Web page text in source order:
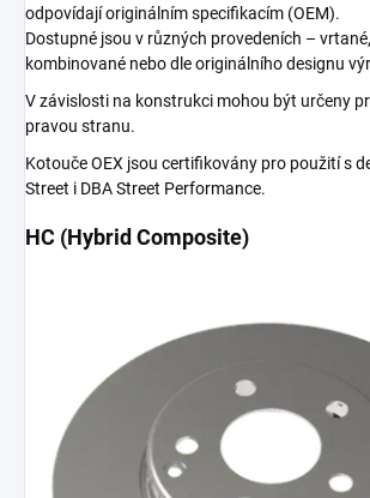
odpovídají originálním specifikacím (OEM).
Dostupné jsou v různých provedeních –
kombinované nebo dle originálního designu
V závislosti na konstrukci mohou být určeny
pravou stranu.
Kotouče OEX jsou certifikovány pro použití s
Street i DBA Street Performance.
HC (Hybrid Composite)